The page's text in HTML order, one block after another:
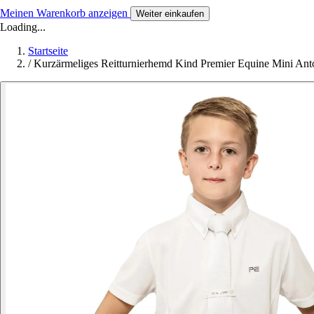
Meinen Warenkorb anzeigen Weiter einkaufen
Loading...
Startseite
/ Kurzärmeliges Reitturnierhemd Kind Premier Equine Mini